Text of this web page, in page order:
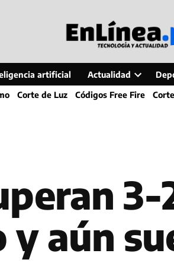
artificial Actualidad
Open
dropdown
Corte de Luz Códigos Free Fire
aún